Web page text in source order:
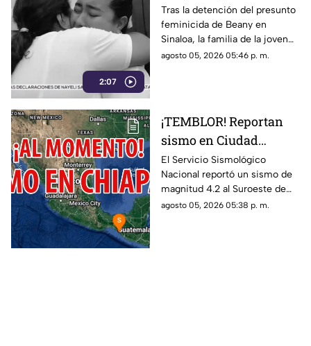
2:07
f3minic1da en Sinaloa
y exigen investigar red
de complicidad
Tras la detención del presunto
feminicida de Beany en
Sinaloa, la familia de la joven
exige la pena máxima y
agosto 05, 2026 05:46 p. m.
¡TEMBLOR! Reportan
sismo en Ciudad
Hidalgo, Chiapas, hoy 5
de agosto del 2026
El Servicio Sismológico
Nacional reportó un sismo de
magnitud 4.2 al Suroeste de
Ciudad Hidalgo, Chiapas. Aquí
agosto 05, 2026 05:38 p. m.